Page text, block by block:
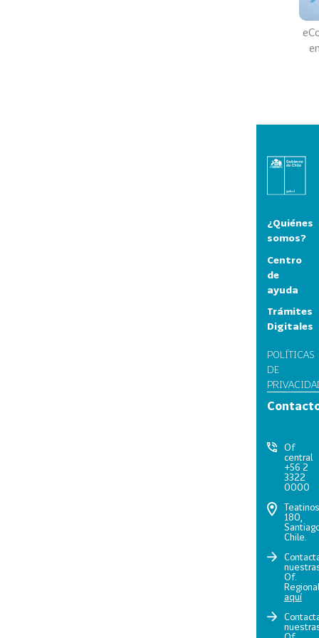
¿Quiénes
somos?
Centro
de
ayuda
Trámites
Digitales
POLÍTICAS
DE
Of
central
+56 2
3322
0000
Teatinos
180,
Chile.
Of.
aquí